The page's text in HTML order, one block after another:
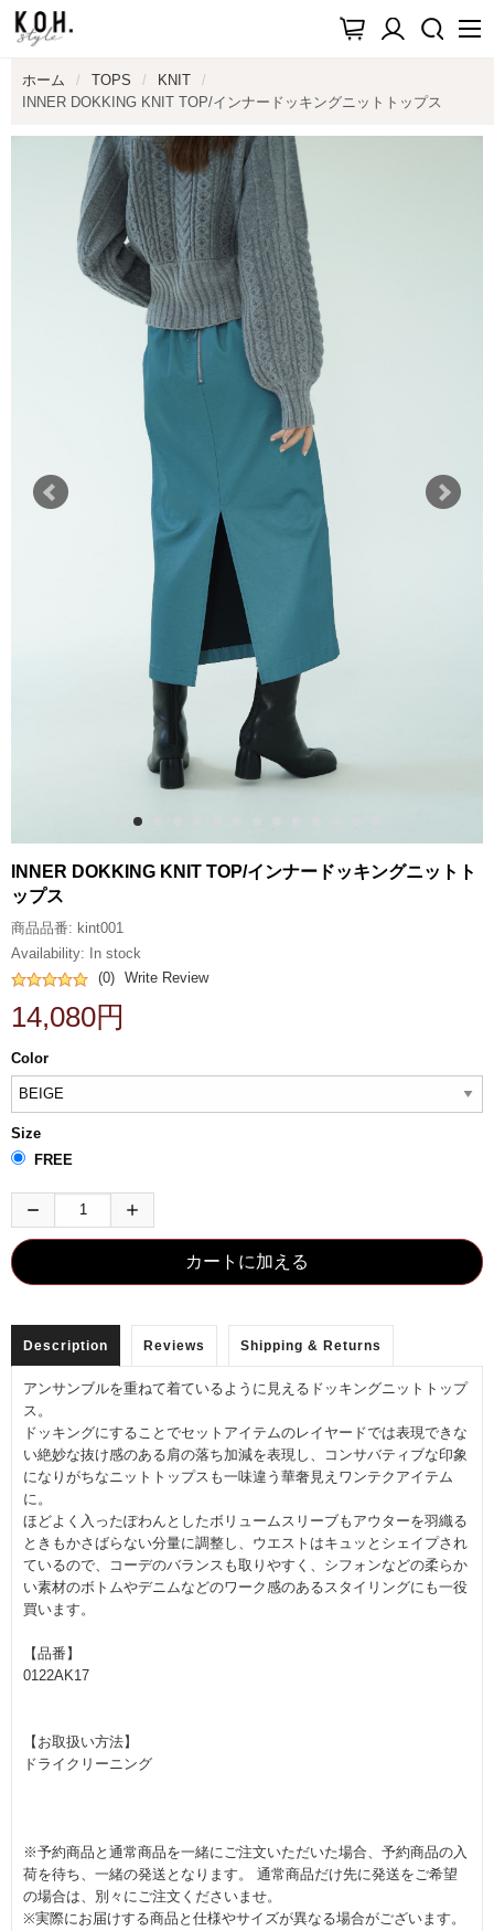
ホーム TOPS
KNIT
INNER DOKKING KNIT TOP/インナードッキングニットトップス
INNER DOKKING KNIT TOP/インナードッキングニットト
ップス
商品品番: kint001
Availability: In stock
(0) Write Review
14,080円
Color
Size
FREE
Description Reviews Shipping & Returns
アンサンブルを重ねて着ているように見えるドッキングニットトップ
ス。
ドッキングにすることでセットアイテムのレイヤードでは表現できな
い絶妙な抜け感のある肩の落ち加減を表現し、コンサバティブな印象
になりがちなニットトップスも一味違う華奢見えワンテクアイテム
に。
ほどよく入ったぽわんとしたボリュームスリーブもアウターを羽織る
ときもかさばらない分量に調整し、ウエストはキュッとシェイプされ
ているので、コーデのバランスも取りやすく、シフォンなどの柔らか
い素材のボトムやデニムなどのワーク感のあるスタイリングにも一役
買います。
【品番】
0122AK17
【お取扱い方法】
ドライクリーニング
※予約商品と通常商品を一緒にご注文いただいた場合、予約商品の入
荷を待ち、一緒の発送となります。 通常商品だけ先に発送をご希望
の場合は、別々にご注文くださいませ。
※実際にお届けする商品と仕様やサイズが異なる場合がございます。